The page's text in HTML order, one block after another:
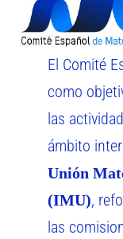
El Comité
como
las
ámbito
Unión
(IMU),
las